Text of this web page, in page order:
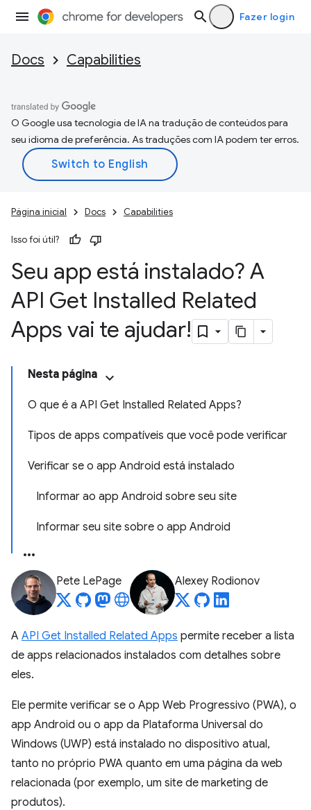
Fazer login
Docs Capabilities
O Google usa tecnologia de IA na tradução de conteúdos para
seu idioma de preferência. As traduções com IA podem ter erros.
Página inicial Docs Capabilities
Isso foi útil?
Seu app está instalado? A
API Get Installed Related
Apps vai te ajudar!
Nesta página
O que é a API Get Installed Related Apps?
Tipos de apps compatíveis que você pode verificar
Verificar se o app Android está instalado
Informar ao app Android sobre seu site
Informar seu site sobre o app Android
Pete LePage Alexey Rodionov
A API Get Installed Related Apps permite receber a lista
de apps relacionados instalados com detalhes sobre
eles.
Ele permite verificar se o App Web Progressivo (PWA), o
app Android ou o app da Plataforma Universal do
Windows (UWP) está instalado no dispositivo atual,
tanto no próprio PWA quanto em uma página da web
relacionada (por exemplo, um site de marketing de
produtos).